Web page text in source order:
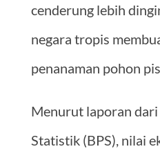
cenderung lebih
negara tropis
penanaman pohon
Menurut laporan dari
Statistik (BPS), nilai